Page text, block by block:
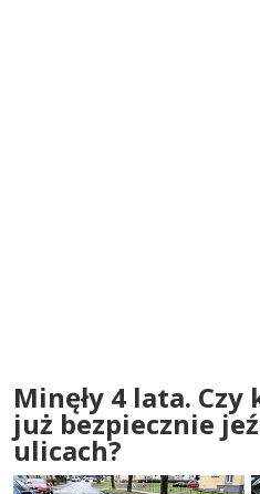
Minęły 4 lata.
już bezpiecznie
ulicach?